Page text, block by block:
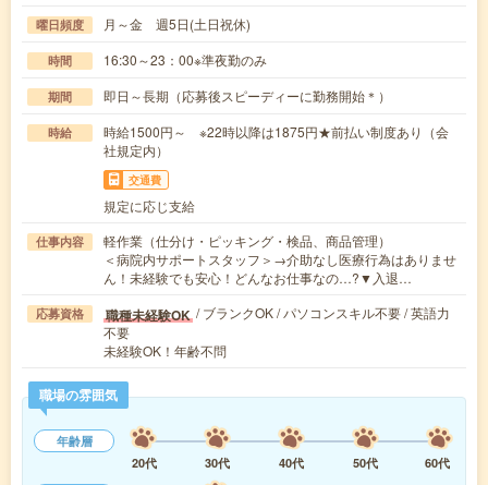
曜日頻度 月～金 週5日(土日祝休)
時間 16:30～23：00※準夜勤のみ
期間 即日～長期（応募後スピーディーに勤務開始＊）
時給
時給1500円～ ※22時以降は1875円★前払い制度あり（会
社規定内）
交通費
規定に応じ支給
仕事内容
軽作業（仕分け・ピッキング・検品、商品管理）
＜病院内サポートスタッフ＞→介助なし医療行為はありませ
ん！未経験でも安心！どんなお仕事なの…?▼入退…
応募資格 職種未経験OK / ブランクOK / パソコンスキル不要 / 英語力
不要
未経験OK！年齢不問
職場の雰囲気
年齢層
20代
30代 40代 50代
60代